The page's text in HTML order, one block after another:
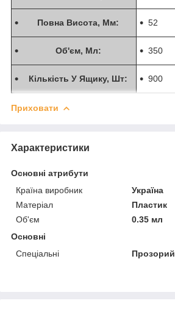
Повна Висота, Мм: 52
Об'єм, Мл: 350
Кількість У Ящику, Шт: 900
Приховати
Характеристики
Основні атрибути
Країна виробник
Україна
Матеріал
Пластик
Об'єм
0.35 мл
Основні
Спеціальні
Прозорий